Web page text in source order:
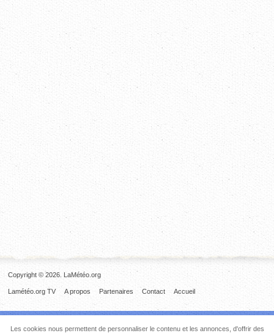
Copyright © 2026. LaMétéo.org
Accueil
Contact
Partenaires
A propos
Lamétéo.org TV
Les cookies nous permettent de personnaliser le contenu et les annonces, d'offrir des